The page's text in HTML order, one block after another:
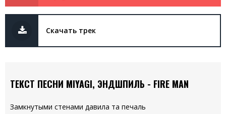
Скачать трек
ТЕКСТ ПЕСНИ MIYAGI, ЭНДШПИЛЬ - FIRE MAN
Замкнутыми стенами давила та печаль